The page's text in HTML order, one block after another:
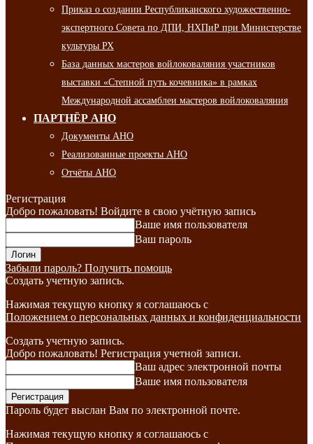
Приказ о создании Республиканского художественно-
экспертного Совета по ДПИ, НХПиР при Министерстве
культуры РХ
База данных мастеров войлоковаляния участников
выставки «Степной путь кочевника» в рамках
Международной ассамблеи мастеров войлоковаляния
ПАРТНЁР АНО
Документы АНО
Реализованные проекты АНО
Отчёты АНО
Регистрация
Добро пожаловать! Войдите в свою учётную запись
Ваше имя пользователя
Ваш пароль
Забыли пароль? Получить помощь
Создать учетную запись.
Нажимая текущую кнопку я соглашаюсь с
Положением о персональных данных и конфиденциальности
Создать учетную запись.
Добро пожаловать! Регистрация учетной записи.
Ваш адрес электронной почты
Ваше имя пользователя
Пароль будет выслан Вам по электронной почте.
Нажимая текущую кнопку я соглашаюсь с